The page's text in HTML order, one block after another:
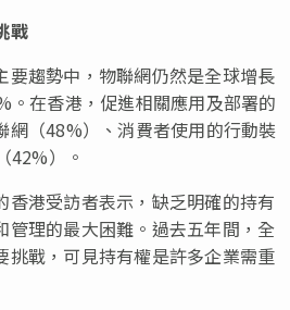
戰
要趨勢中，物聯網仍然是全球增長
。在香港，促進相關應用及部署的
網（48%）、消費者使用的行動裝
）
。
香港受訪者表示，缺乏明確的持有
管理的最大困難。過去五年間，全
挑戰，可見持有權是許多企業需重